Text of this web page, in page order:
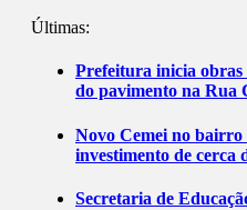
Últimas:
Prefeitura inicia obras
do pavimento na Rua
Novo Cemei no
investimento de cerca
Secretaria de